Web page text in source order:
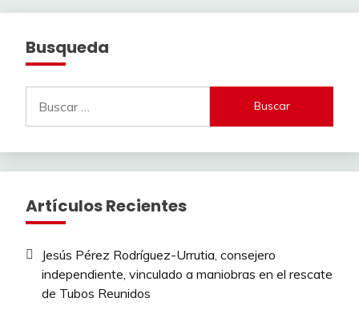
Busqueda
Artículos Recientes
Jesús Pérez Rodríguez-Urrutia, consejero
independiente, vinculado a maniobras en el rescate
de Tubos Reunidos